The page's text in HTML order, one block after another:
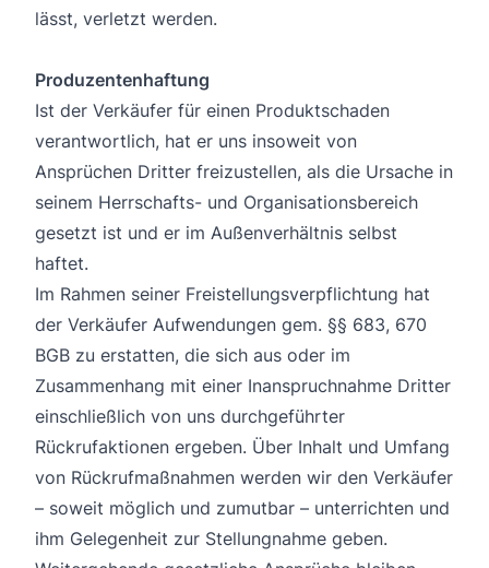
lässt, verletzt werden.
Produzentenhaftung
Ist der Verkäufer für einen Produktschaden
verantwortlich, hat er uns insoweit von
Ansprüchen Dritter freizustellen, als die Ursache in
seinem Herrschafts- und Organisationsbereich
gesetzt ist und er im Außenverhältnis selbst
haftet.
Im Rahmen seiner Freistellungsverpflichtung hat
der Verkäufer Aufwendungen gem. §§ 683, 670
BGB zu erstatten, die sich aus oder im
Zusammenhang mit einer Inanspruchnahme Dritter
einschließlich von uns durchgeführter
Rückrufaktionen ergeben. Über Inhalt und Umfang
von Rückrufmaßnahmen werden wir den Verkäufer
– soweit möglich und zumutbar – unterrichten und
ihm Gelegenheit zur Stellungnahme geben.